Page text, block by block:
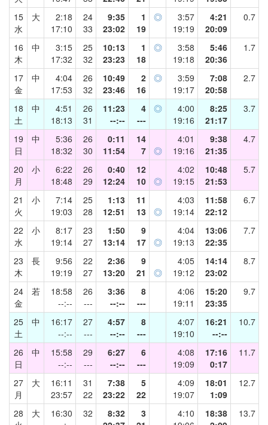
15
水
大
2:18
17:10
24
33
9:35
23:02
1
19
◎
3:57
19:19
4:21
20:09
0.7
16
木
中
3:15
17:32
25
32
10:13
23:23
1
18
◎
3:58
19:18
5:46
20:36
1.7
17
金
中
4:04
17:53
26
32
10:49
23:46
2
16
◎
3:59
19:17
7:08
20:58
2.7
18
土
中
4:51
18:13
26
31
11:23
--:--
4
---
◎
4:00
19:16
8:25
21:17
3.7
19
日
中
5:36
18:32
26
30
0:11
11:54
14
7
◎
4:01
19:16
9:38
21:35
4.7
20
月
小
6:22
18:48
26
29
0:40
12:24
12
10
◎
4:02
19:15
10:48
21:53
5.7
21
火
小
7:14
19:03
25
28
1:13
12:51
11
13
◎
4:03
19:14
11:58
22:12
6.7
22
水
小
8:17
19:14
23
27
1:50
13:14
9
17
◎
4:04
19:13
13:06
22:35
7.7
23
木
長
9:56
19:19
22
27
2:36
13:20
9
21
◎
4:05
19:12
14:14
23:02
8.7
24
金
若
18:58
--:--
26
---
3:36
--:--
8
---
4:06
19:11
15:20
23:35
9.7
25
土
中
16:17
--:--
27
---
4:57
--:--
8
---
4:07
19:10
16:21
--:--
10.7
26
日
中
15:58
--:--
29
---
6:27
--:--
6
---
4:08
19:09
17:16
0:17
11.7
27
月
大
16:11
23:57
31
22
7:38
23:22
5
22
4:09
19:07
18:01
1:09
12.7
28
大
16:30
32
8:32
3
4:10
18:38
13.7